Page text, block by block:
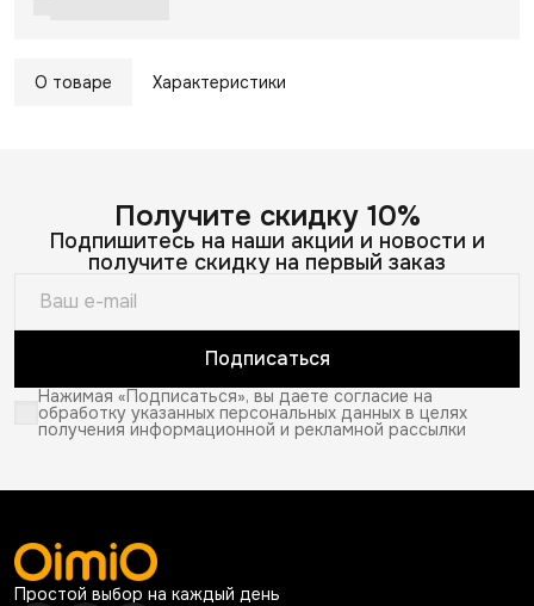
О товаре Характеристики
Получите скидку 10%
Подпишитесь на наши акции и новости и
получите скидку на первый заказ
Подписаться
Нажимая «Подписаться», вы даете согласие на
обработку указанных персональных данных в целях
получения информационной и рекламной рассылки
Простой выбор на каждый день